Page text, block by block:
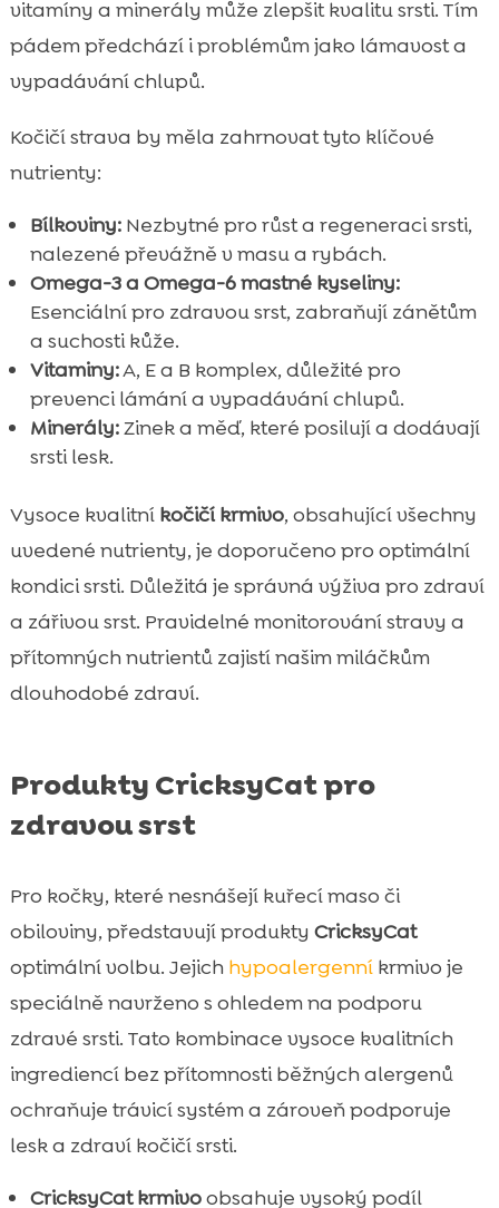
vitamíny a minerály může zlepšit kvalitu srsti. Tím
pádem předchází i problémům jako lámavost a
vypadávání chlupů.
Kočičí strava by měla zahrnovat tyto klíčové
nutrienty:
Bílkoviny:Nezbytné pro růst a regeneraci srsti,
nalezené převážně v masu a rybách.
Omega-3 a Omega-6 mastné kyseliny:
Esenciální pro zdravou srst, zabraňují zánětům
a suchosti kůže.
Vitaminy:A, E a B komplex, důležité pro
prevenci lámání a vypadávání chlupů.
Minerály:Zinek a měď, které posilují a dodávají
srsti lesk.
Vysoce kvalitní kočičí krmivo, obsahující všechny
uvedené nutrienty, je doporučeno pro optimální
kondici srsti. Důležitá je správná výživa pro zdraví
a zářivou srst. Pravidelné monitorování stravy a
přítomných nutrientů zajistí našim miláčkům
dlouhodobé zdraví.
Produkty CricksyCat pro
zdravou srst
Pro kočky, které nesnášejí kuřecí maso či
obiloviny, představují produkty CricksyCat
optimální volbu. Jejich hypoalergenníkrmivo je
speciálně navrženo s ohledem na podporu
zdravé srsti. Tato kombinace vysoce kvalitních
ingrediencí bez přítomnosti běžných alergenů
ochraňuje trávicí systém a zároveň podporuje
lesk a zdraví kočičí srsti.
CricksyCat krmivoobsahuje vysoký podíl